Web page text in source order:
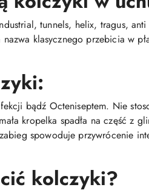
tunnels, helix, tragus,
klasycznego przebicia w
bądź Octeniseptem. Nie
kropelka spadła na część z
spowoduje przywrócenie
kolczyki?